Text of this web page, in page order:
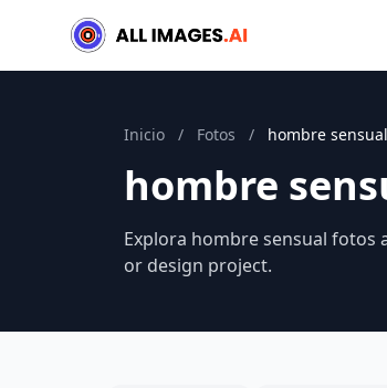
Inicio / Fotos / hombre sensual
hombre
Explora hombre sensual fotos
or design project.